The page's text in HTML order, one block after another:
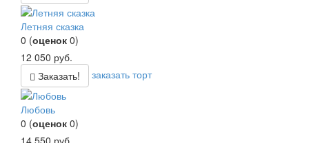
Летняя сказка
0 (оценок 0)
12 050 руб.
Заказать!
заказать торт
Любовь
0 (оценок 0)